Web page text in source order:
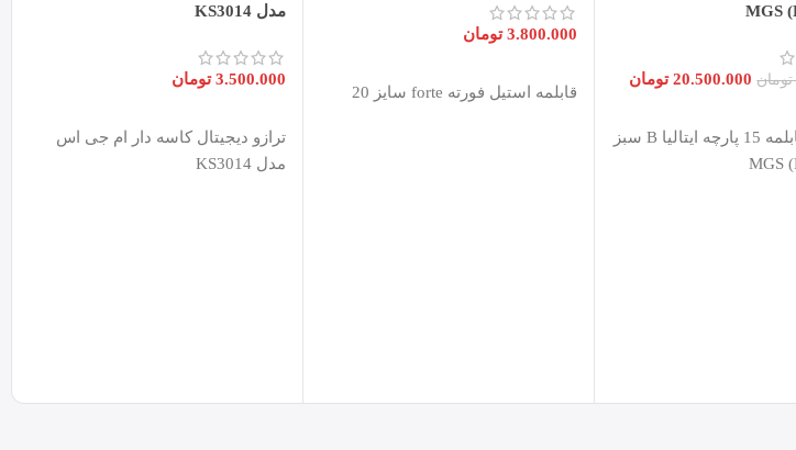
تومان 20.500.000 تومان
سرویس قابلمه 15 پارچه ایتالیا B سبز
3.800.000 تومان
قابلمه استیل فورته forte سایز 20
مدل KS3014
3.500.000 تومان
ترازو دیجیتال کاسه دار ام جی اس
مدل KS3014